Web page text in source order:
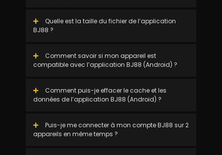
Quelle est la taille du fichier de l’application
BJ88 ?
Comment savoir si mon appareil est
compatible avec l’application BJ88 (Android) ?
Comment puis-je effacer le cache et les
données de l’application BJ88 (Android) ?
Puis-je me connecter à mon compte BJ88 sur 2
appareils en même temps ?